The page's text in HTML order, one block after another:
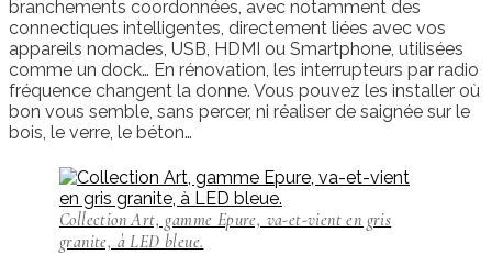
branchements coordonnées, avec notamment des
connectiques intelligentes, directement liées avec vos
appareils nomades, USB, HDMI ou Smartphone, utilisées
comme un dock… En rénovation, les interrupteurs par radio
fréquence changent la donne. Vous pouvez les installer où
bon vous semble, sans percer, ni réaliser de saignée sur le
bois, le verre, le béton…
Collection Art, gamme Epure, va-et-vient en gris
granite, à LED bleue.